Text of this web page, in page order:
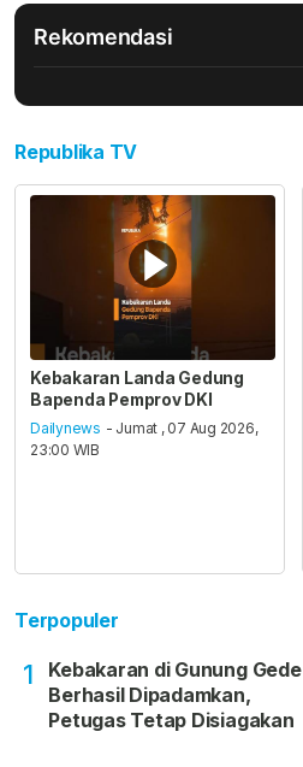
Rekomendasi
Republika TV
Kebakaran Landa Gedung
Bapenda Pemprov DKI
Dailynews - Jumat , 07 Aug 2026,
23:00 WIB
Terpopuler
1
Kebakaran di Gunung Gede
Berhasil Dipadamkan,
Petugas Tetap Disiagakan